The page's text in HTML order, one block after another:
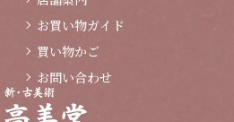
お買い物ガイド
買い物かご
お問い合わせ